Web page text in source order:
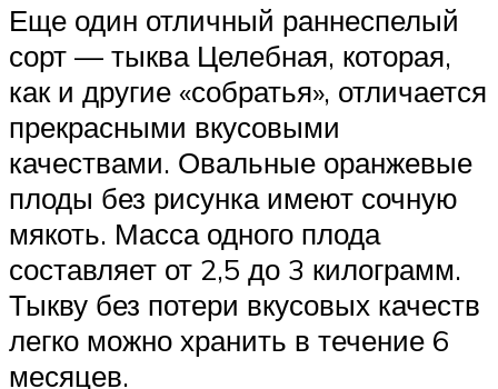
Еще один отличный раннеспелый
сорт — тыква Целебная, которая,
как и другие «собратья», отличается
прекрасными вкусовыми
качествами. Овальные оранжевые
плоды без рисунка имеют сочную
мякоть. Масса одного плода
составляет от 2,5 до 3 килограмм.
Тыкву без потери вкусовых качеств
легко можно хранить в течение 6
месяцев.